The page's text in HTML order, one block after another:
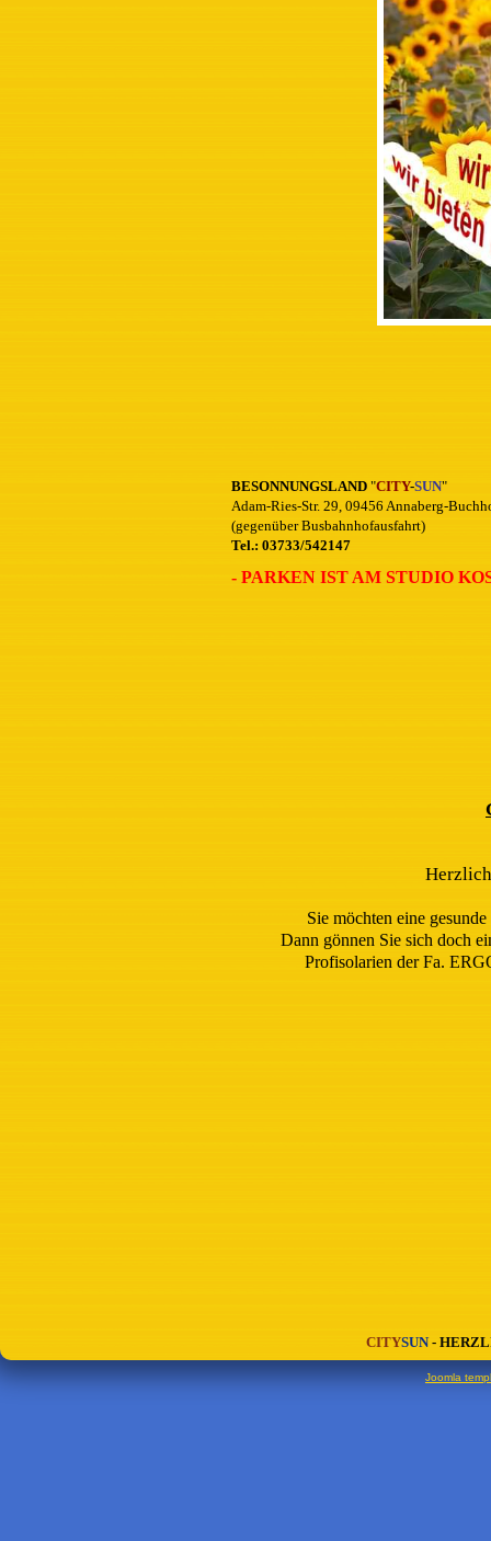
BESONNUNGSLAND "CITY-SUN"
Adam-Ries-Str. 29, 09456 Annaberg-
(gegenüber Busbahnhofausfahrt)
Tel.: 03733/542147
- PARKEN IST AM STUDIO
Sie möchten eine
Dann gönnen Sie sich doch
Profisolarien der Fa.
CITYSUN -
Joomla